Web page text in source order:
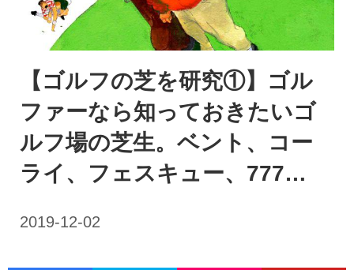
【ゴルフの芝を研究①】ゴル
ファーなら知っておきたいゴ
ルフ場の芝生。ベント、コー
ライ、フェスキュー、777…